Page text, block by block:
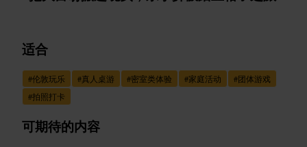
适合
#伦敦玩乐 #真人桌游 #密室类体验 #家庭活动 #团体游戏
#拍照打卡
可期待的内容